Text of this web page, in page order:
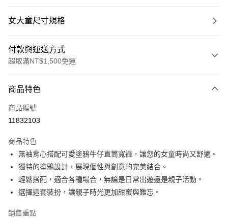
女大童尺寸規格
付款與運送方式
超取滿NT$1,500免運
信用卡一次付款
信用卡分期付款
合作金庫商業銀行
華南商業銀行
彰化商業銀行
上海商業儲蓄銀行
台北富邦商業銀行
國泰世華商業銀行
兆豐國際商業銀行
臺灣中小企業銀行
台中商業銀行
聯邦商業銀行
超商取貨付款
LINE Pay
Apple Pay
商品特色
商品編號
11832103
商品特色
無袖背心搭配可愛塗鴉牛仔直筒寬褲，讓您的女童時尚又舒適。
獨特的塗鴉設計，展現個性與創意的完美結合。
輕鬆搭配，適合各種場合，無論是日常出遊還是親子活動。
選擇這套裝扮，讓親子時光更加甜蜜與難忘。
銷售重點